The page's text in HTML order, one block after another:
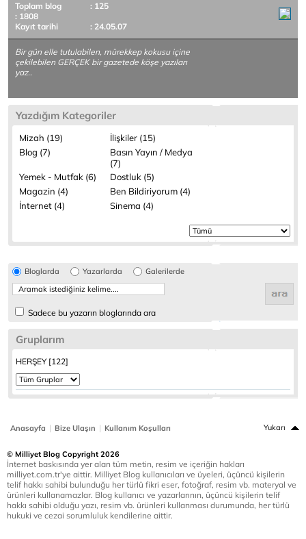
Toplam blog
: 125
: 1808
Kayıt tarihi
: 24.05.07
Bir gün elle tutulabilen, mürekkep kokusu içine
çekilebilen GERÇEK bir gazetede köşe yazıları
yaz..
Yazdığım Kategoriler
Mizah (19)
İlişkiler (15)
Blog (7)
Basın Yayın / Medya
(7)
Yemek - Mutfak (6)
Dostluk (5)
Magazin (4)
Ben Bildiriyorum (4)
İnternet (4)
Sinema (4)
Bloglarda Yazarlarda Galerilerde
Sadece bu yazarın bloglarında ara
Gruplarım
HERŞEY [122]
Anasayfa | Bize Ulaşın | Kullanım Koşulları Yukarı
© Milliyet Blog Copyright 2026
İnternet baskısında yer alan tüm metin, resim ve içeriğin hakları
milliyet.com.tr'ye aittir. Milliyet Blog kullanıcıları ve üyeleri, üçüncü kişilerin
telif hakkı sahibi bulunduğu her türlü fikri eser, fotoğraf, resim vb. materyal ve
ürünleri kullanamazlar. Blog kullanıcı ve yazarlarının, üçüncü kişilerin telif
hakkı sahibi olduğu yazı, resim vb. ürünleri kullanması durumunda, her türlü
hukuki ve cezai sorumluluk kendilerine aittir.